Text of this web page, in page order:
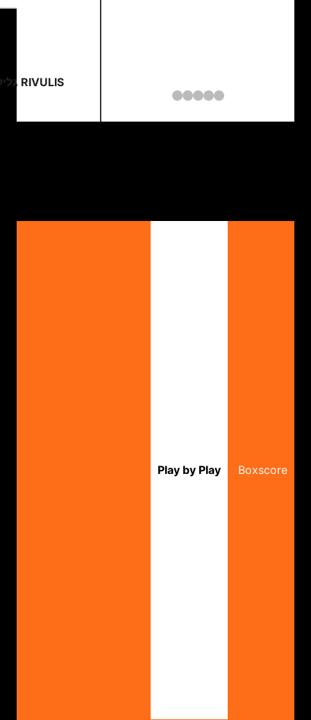
RIVULIS גליל עליון
Boxscore
Play by Play